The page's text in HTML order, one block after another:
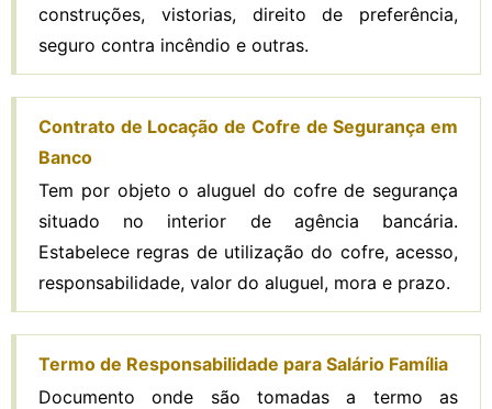
construções, vistorias, direito de preferência,
seguro contra incêndio e outras.
Contrato de Locação de Cofre de Segurança em
Banco
Tem por objeto o aluguel do cofre de segurança
situado no interior de agência bancária.
Estabelece regras de utilização do cofre, acesso,
responsabilidade, valor do aluguel, mora e prazo.
Termo de Responsabilidade para Salário Família
Documento onde são tomadas a termo as